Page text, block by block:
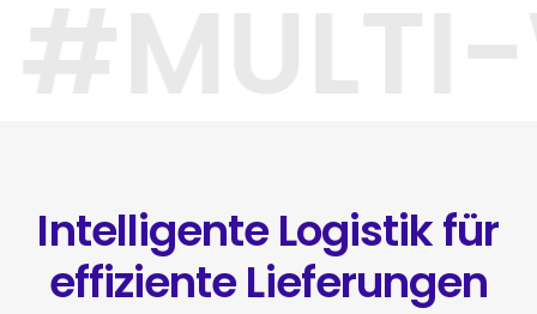
Intelligente Logistik für
effiziente Lieferungen